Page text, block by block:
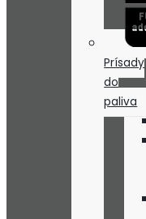
Prísady
do
paliva